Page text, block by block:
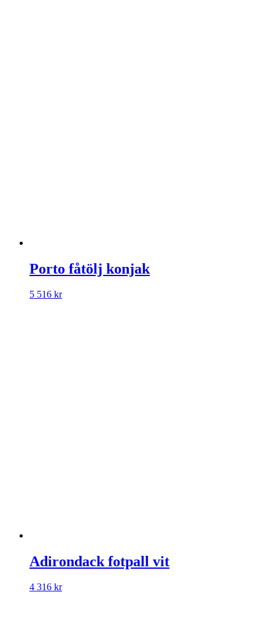
Porto fåtölj konjak
5 516 kr
Adirondack fotpall vit
4 316 kr